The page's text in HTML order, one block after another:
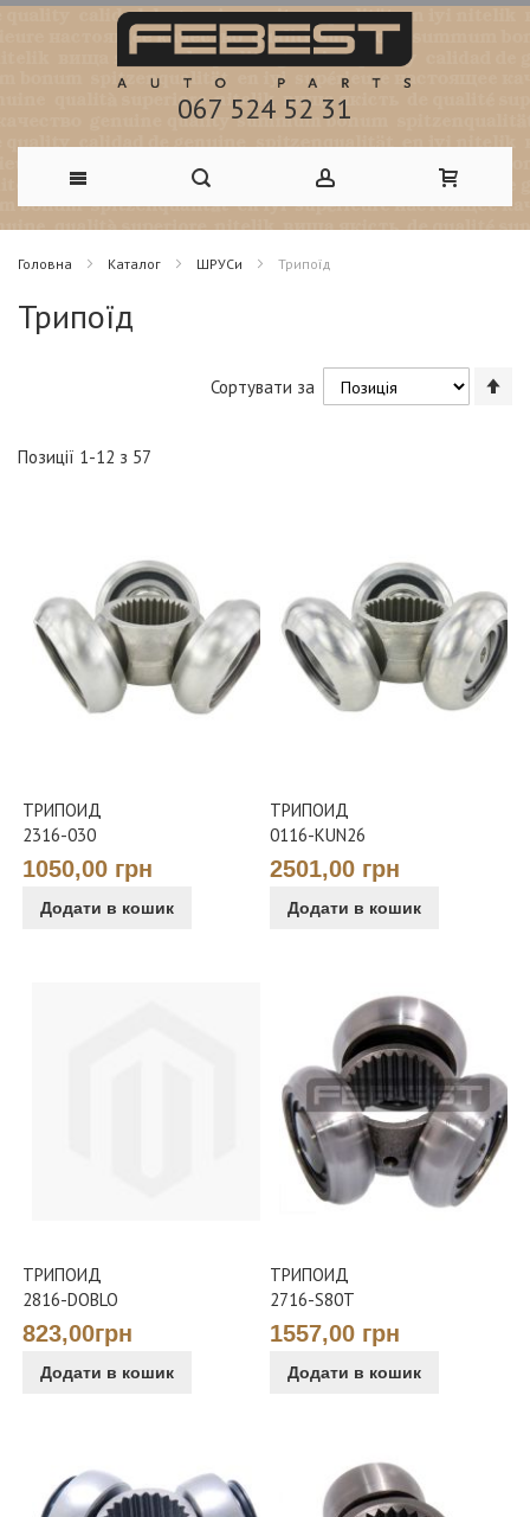
067 524 52 31
Skip
to
Content
Головна Каталог ШРУСи Трипоїд
Трипоїд
Позиції 1-12 з 57
Сортувати за
ТРИПОИД
2316-030
1050,00 грн
Додати в кошик
ТРИПОИД
0116-KUN26
2501,00 грн
Додати в кошик
ТРИПОИД
2816-DOBLO
823,00грн
Додати в кошик
ТРИПОИД
2716-S80T
1557,00 грн
Додати в кошик